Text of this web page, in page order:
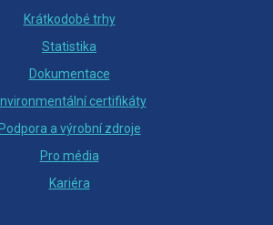
Krátkodobé trhy
Statistika
Dokumentace
certifikáty
Podpora a výrobní zdroje
Pro média
Kariéra